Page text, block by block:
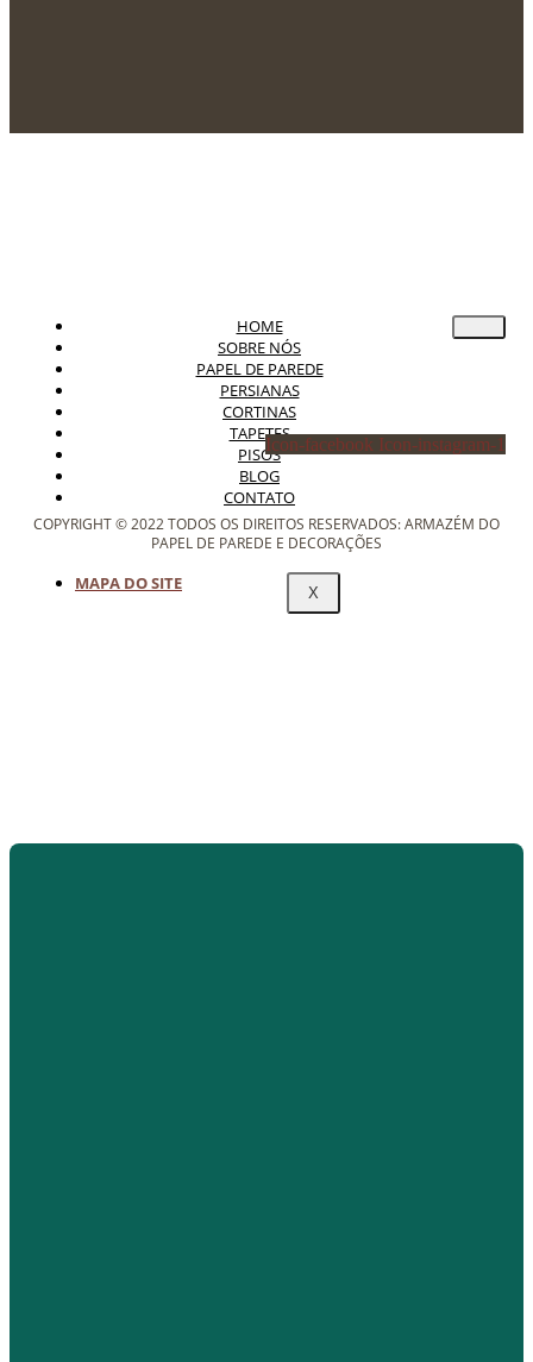
HOME
SOBRE NÓS
PAPEL DE PAREDE
PERSIANAS
CORTINAS
TAPETES
PISOS
BLOG
CONTATO
X
Icon-facebook Icon-instagram-1
COPYRIGHT © 2022 TODOS OS DIREITOS RESERVADOS: ARMAZÉM DO
PAPEL DE PAREDE E DECORAÇÕES
MAPA DO SITE